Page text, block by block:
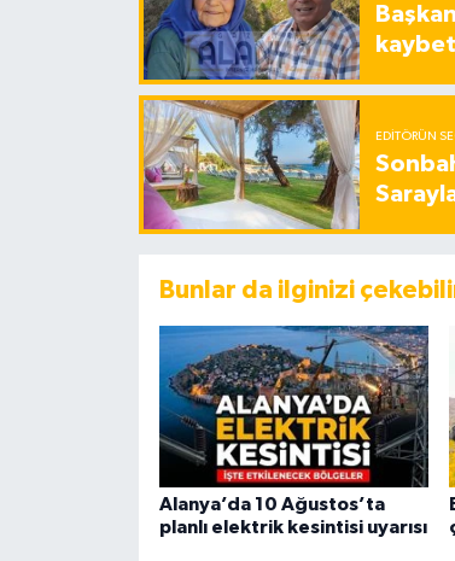
EDITÖRÜN
Bunlar da ilginizi
Alanya’da 10 Ağustos’ta
planlı elektrik kesintisi uyarısı